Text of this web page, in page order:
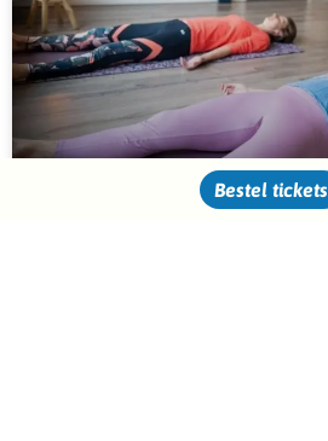
Bestel tickets